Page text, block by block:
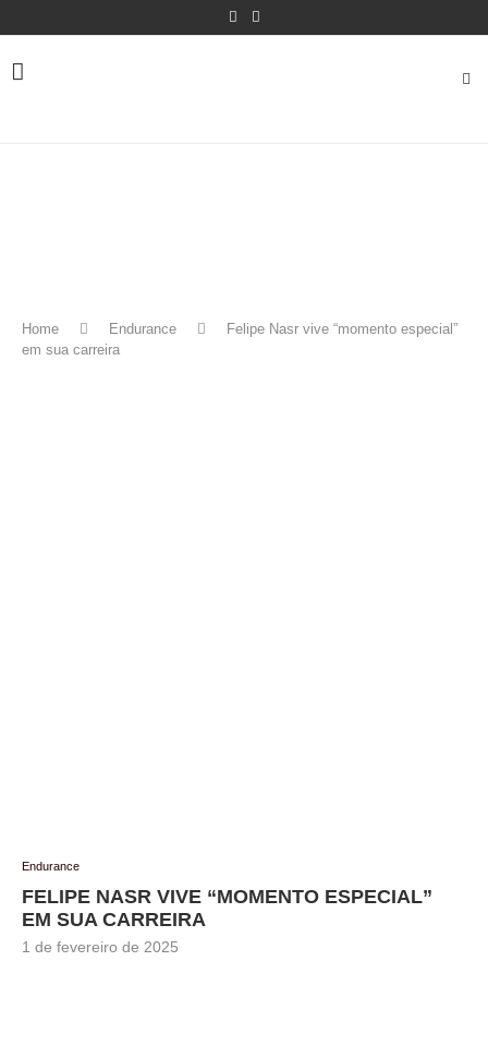
Home Endurance
Felipe Nasr vive “momento especial”
em sua carreira
Endurance
FELIPE NASR VIVE “MOMENTO ESPECIAL”
EM SUA CARREIRA
1 de fevereiro de 2025